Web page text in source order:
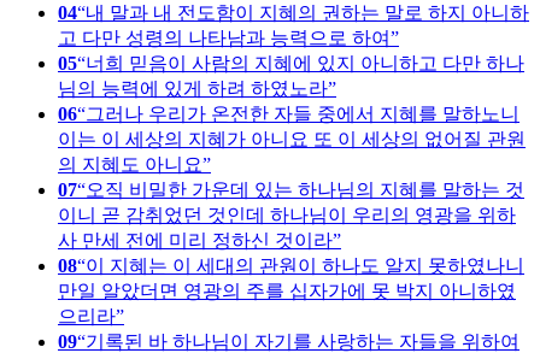
04 내 말과 내 전도함이 지혜의 권하는 말로 하지 아니하
고 다만 성령의 나타남과 능력으로 하여
05 너희 믿음이 사람의 지혜에 있지 아니하고 다만 하나
님의 능력에 있게 하려 하였노라
06 그러나 우리가 온전한 자들 중에서 지혜를 말하노니
이는 이 세상의 지혜가 아니요 또 이 세상의 없어질 관원
의 지혜도 아니요
07 오직 비밀한 가운데 있는 하나님의 지혜를 말하는 것
이니 곧 감취었던 것인데 하나님이 우리의 영광을 위하
사 만세 전에 미리 정하신 것이라
08 이 지혜는 이 세대의 관원이 하나도 알지 못하였나니
만일 알았더면 영광의 주를 십자가에 못 박지 아니하였
으리라
09 기록된 바 하나님이 자기를 사랑하는 자들을 위하여